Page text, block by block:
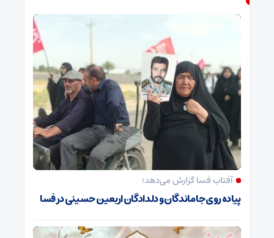
آفتاب فسا گزارش می‌دهد؛
پیاده روی جاماندگان و دلدادگان اربعین حسینی در فسا